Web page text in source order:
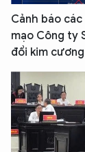
Cảnh báo
mạo Công ty
đổi kim cương